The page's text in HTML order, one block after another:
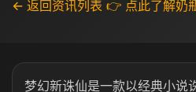
← 返回资讯列表 👉 点此了解奶
梦幻新诛仙是一款以经典小说